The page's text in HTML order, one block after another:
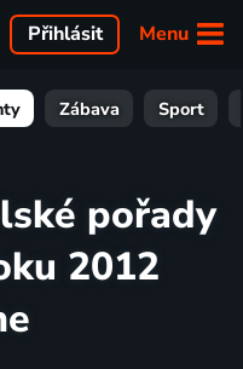
Menu
Přihlásit
Zábava Sport
pořady
2012